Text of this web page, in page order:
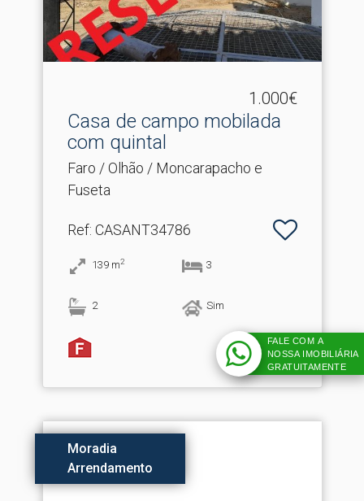
1.000€
Casa de campo mobilada
com quintal
Faro / Olhão / Moncarapacho e
Fuseta
Ref: CASANT34786
139 m2 3
2 Sim
Moradia
Arrendamento
FALE COM A
NOSSA IMOBILIÁRIA
GRATUITAMENTE